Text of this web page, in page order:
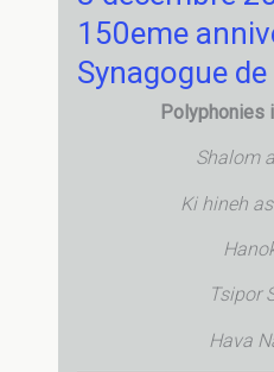
St
Christophe
–
150eme
Synagogue
Polyphonies
Shalom
Ki hineh
Tsipor
Hava